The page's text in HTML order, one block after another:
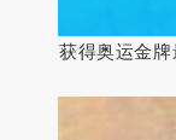
获得奥运金